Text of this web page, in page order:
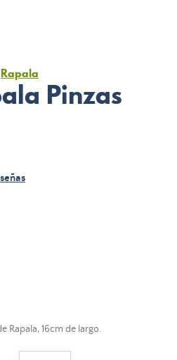
Rapala
Pinzas
Rapala, 16cm de largo.